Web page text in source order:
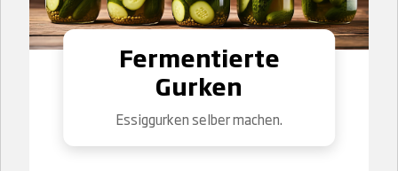
Fermentierte
Gurken
Essiggurken selber machen.